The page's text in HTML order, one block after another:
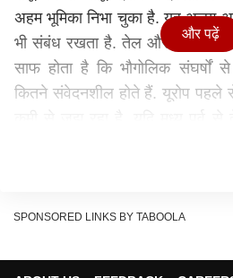
अहम भूमिका निभा चुका है. यह अलग-
भी संबंध रखता है. तेल और गैस
साफ होता है कि भौगोलिक संघर्षों से
कितने संवेदनशील होते हैं. यूरोप पहले
लेकिन यह क्षेत्रीय खिलाड़ियों की ओर
और पढ़ें
SPONSORED LINKS BY TABOOLA